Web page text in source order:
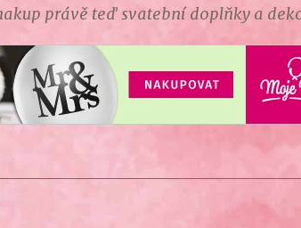
právě teď svatební doplňky a